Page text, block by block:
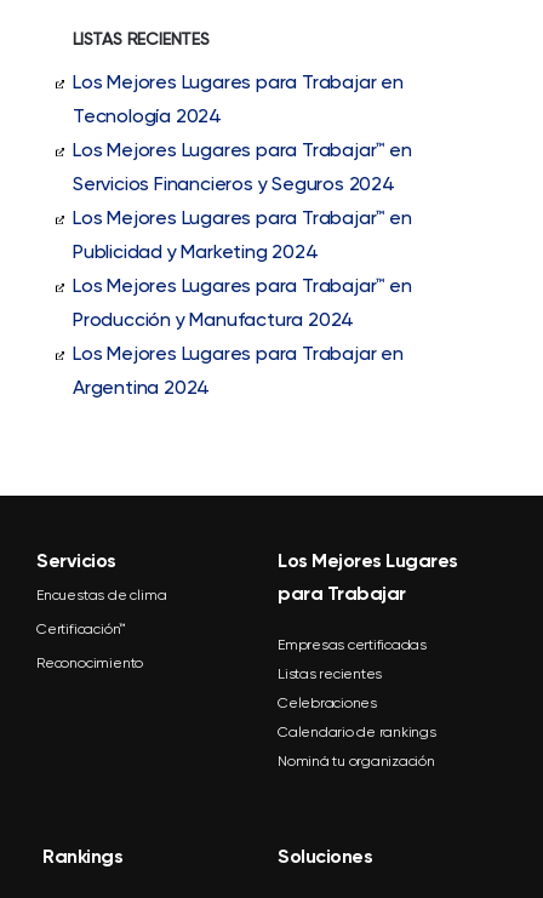
LISTAS RECIENTES
Los Mejores Lugares para Trabajar en
Tecnología 2024
Los Mejores Lugares para Trabajar™ en
Servicios Financieros y Seguros 2024
Los Mejores Lugares para Trabajar™ en
Publicidad y Marketing 2024
Los Mejores Lugares para Trabajar™ en
Producción y Manufactura 2024
Los Mejores Lugares para Trabajar en
Argentina 2024
Servicios
Encuestas de clima
Certificación™
Reconocimiento
Los Mejores Lugares
para Trabajar
Empresas certificadas
Listas recientes
Celebraciones
Calendario de rankings
Nominá tu organización
Rankings Soluciones